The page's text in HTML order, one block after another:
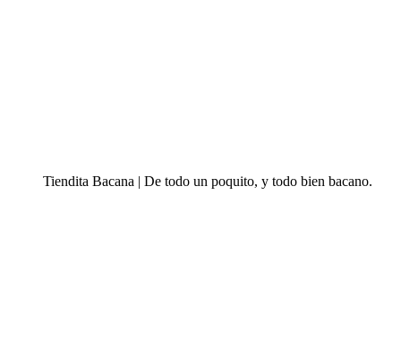
Tiendita Bacana | De todo un poquito, y todo bien bacano.